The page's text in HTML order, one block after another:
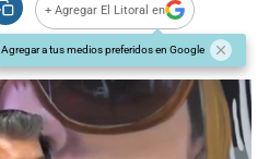
+ Agregar El Litoral en
Agregar a tus medios preferidos en Google